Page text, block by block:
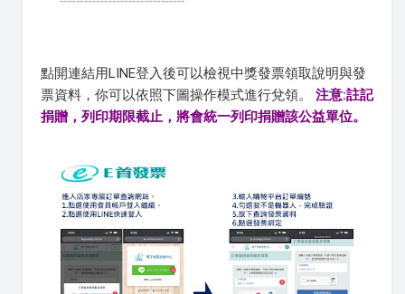
點開連結用LINE登入後可以檢視中獎發票領取說明與發
票資料，你可以依照下圖操作模式進行兌領。
注意:註記
捐贈，列印期限截止，將會統一列印捐贈該公益單位。